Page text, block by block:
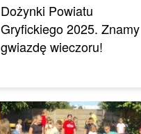
Dożynki Powiatu
Gryfickiego 2025. Znamy
gwiazdę wieczoru!